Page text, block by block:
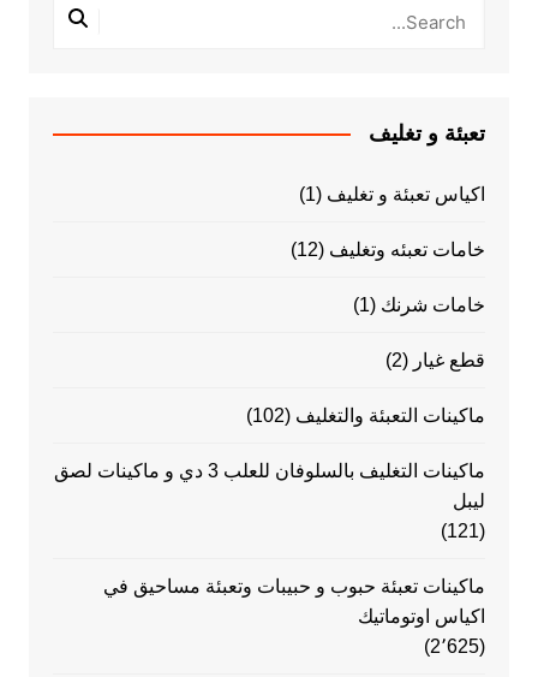
تعبئة و تغليف
اكياس تعبئة و تغليف (1)
خامات تعبئه وتغليف (12)
خامات شرنك (1)
قطع غيار (2)
ماكينات التعبئة والتغليف (102)
ماكينات التغليف بالسلوفان للعلب 3 دي و ماكينات لصق
ليبل
(121)
ماكينات تعبئة حبوب و حبيبات وتعبئة مساحيق في
اكياس اوتوماتيك
(2٬625)